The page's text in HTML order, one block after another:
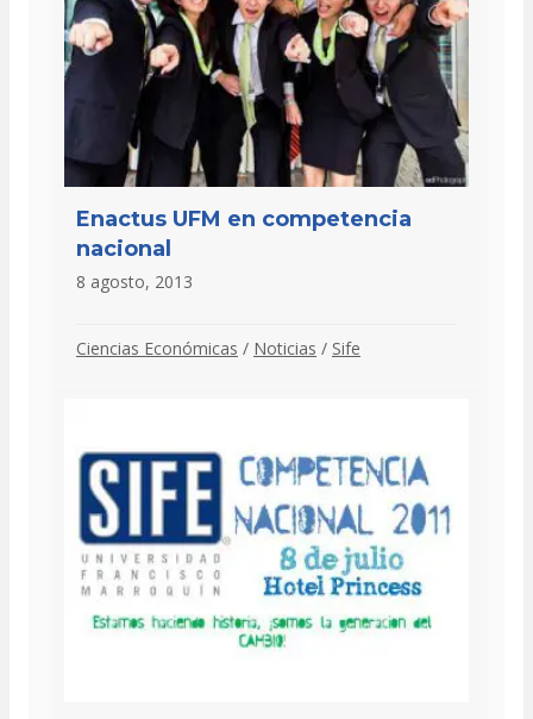
Enactus UFM en competencia
nacional
8 agosto, 2013
Ciencias Económicas / Noticias / Sife